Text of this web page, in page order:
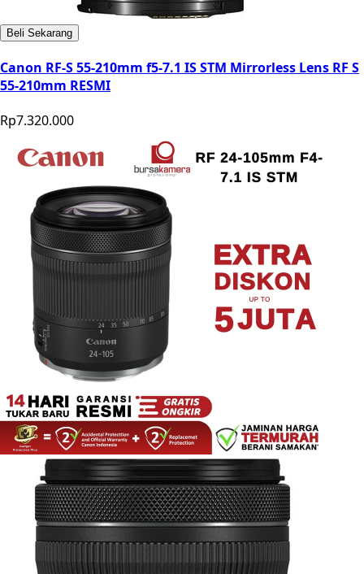
Beli Sekarang
Canon RF-S 55-210mm f5-7.1 IS STM Mirrorless Lens RF S
55-210mm RESMI
Rp7.320.000